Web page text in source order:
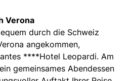
Verona
durch die Schweiz
angekommen,
****Hotel Leopardi. Am
gemeinsames Abendessen